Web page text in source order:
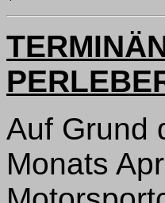
Auf Grund
Monats